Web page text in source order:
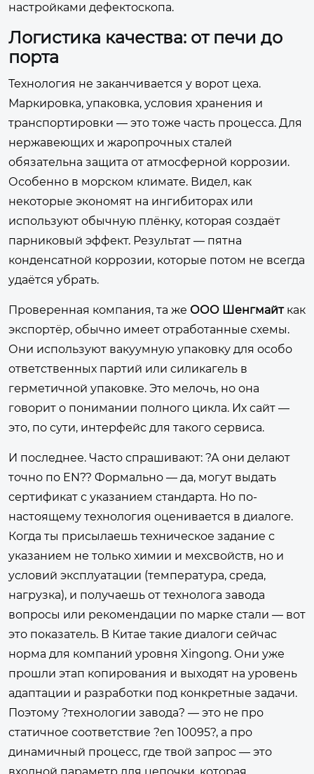
настройками дефектоскопа.
Логистика качества: от печи до
порта
Технология не заканчивается у ворот цеха.
Маркировка, упаковка, условия хранения и
транспортировки — это тоже часть процесса. Для
нержавеющих и жаропрочных сталей
обязательна защита от атмосферной коррозии.
Особенно в морском климате. Видел, как
некоторые экономят на ингибиторах или
используют обычную плёнку, которая создаёт
парниковый эффект. Результат — пятна
конденсатной коррозии, которые потом не всегда
удаётся убрать.
Проверенная компания, та же ООО Шенгмайткак
экспортёр, обычно имеет отработанные схемы.
Они используют вакуумную упаковку для особо
ответственных партий или силикагель в
герметичной упаковке. Это мелочь, но она
говорит о понимании полного цикла. Их сайт —
это, по сути, интерфейс для такого сервиса.
И последнее. Часто спрашивают: ?А они делают
точно по EN?? Формально — да, могут выдать
сертификат с указанием стандарта. Но по-
настоящему технология оценивается в диалоге.
Когда ты присылаешь техническое задание с
указанием не только химии и мехсвойств, но и
условий эксплуатации (температура, среда,
нагрузка), и получаешь от технолога завода
вопросы или рекомендации по марке стали — вот
это показатель. В Китае такие диалоги сейчас
норма для компаний уровня Xingong. Они уже
прошли этап копирования и выходят на уровень
адаптации и разработки под конкретные задачи.
Поэтому ?технологии завода? — это не про
статичное соответствие ?en 10095?, а про
динамичный процесс, где твой запрос — это